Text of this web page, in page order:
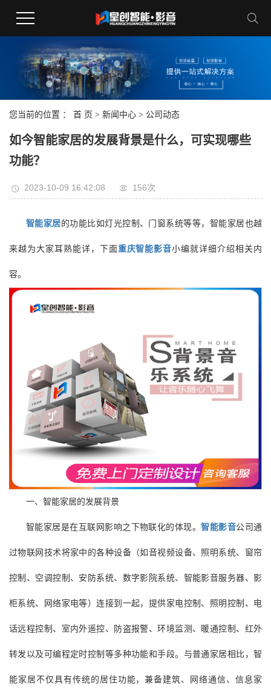
您当前的位置 ： 首 页 > 新闻中心 > 公司动态
如今智能家居的发展背景是什么，可实现哪些
功能？
2023-10-09 16:42:08 156次
智能家居的功能比如灯光控制、门窗系统等等，智能家居也越
来越为大家耳熟能详，下面重庆智能影音小编就详细介绍相关内
容。
一、智能家居的发展背景
智能家居是在互联网影响之下物联化的体现。智能影音公司通
过物联网技术将家中的各种设备（如音视频设备、照明系统、窗帘
控制、空调控制、安防系统、数字影院系统、智能影音服务器、影
柜系统、网络家电等）连接到一起，提供家电控制、照明控制、电
话远程控制、室内外遥控、防盗报警、环境监测、暖通控制、红外
转发以及可编程定时控制等多种功能和手段。与普通家居相比，智
能家居不仅具有传统的居住功能，兼备建筑、网络通信、信息家